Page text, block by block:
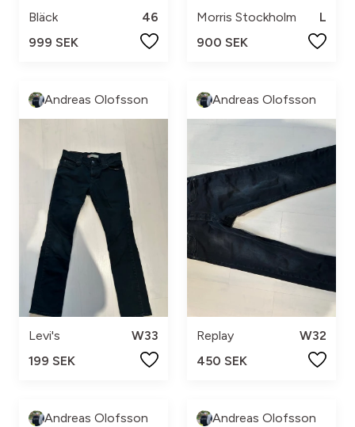
Bläck
46
999 SEK
Morris Stockholm
L
900 SEK
Andreas Olofsson
Levi's
W33
199 SEK
Andreas Olofsson
Replay
W32
450 SEK
Andreas Olofsson Andreas Olofsson